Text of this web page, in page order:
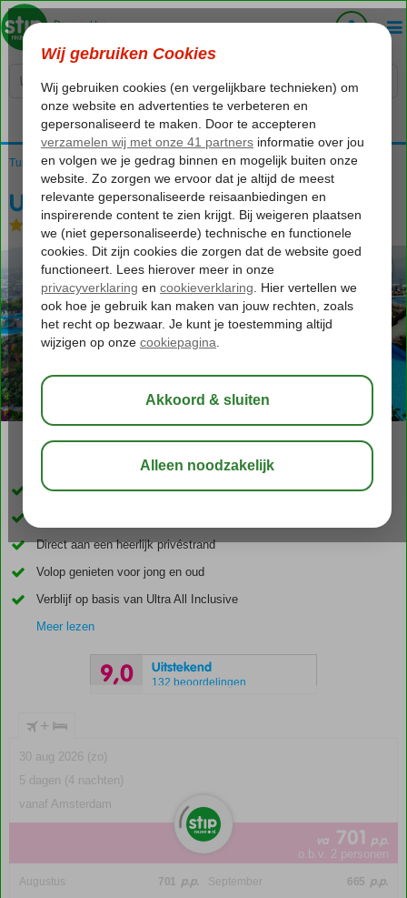
Voelt als thuiskomen...
Turkije Turkse Riviera Alanya Kargicak Utopia World
Utopia World
Ultra All Inclusive - Hotel
Schitterend uitzicht over zee!
Direct aan een heerlijk privéstrand
Volop genieten voor jong en oud
Verblijf op basis van Ultra All Inclusive
Meer lezen
9,0 Uitstekend
132 beoordelingen
+
30 aug 2026 (zo)
5 dagen (4 nachten)
vanaf Amsterdam
va 701 p.p.
o.b.v. 2 personen
Augustus 701 p.p. September 665 p.p.